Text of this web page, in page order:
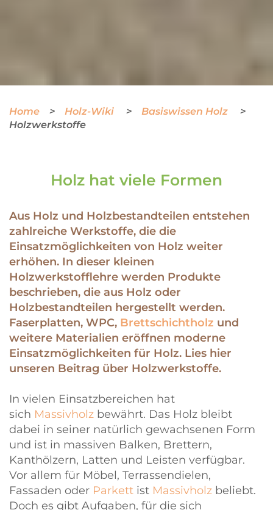
Home Holz-Wiki
Basiswissen Holz
Holzwerkstoffe
Holz hat viele Formen
Aus Holz und Holzbestandteilen entstehen
zahlreiche Werkstoffe, die die
Einsatzmöglichkeiten von Holz weiter
erhöhen. In dieser kleinen
Holzwerkstofflehre werden Produkte
beschrieben, die aus Holz oder
Holzbestandteilen hergestellt werden.
Faserplatten, WPC, Brettschichtholz und
weitere Materialien eröffnen moderne
Einsatzmöglichkeiten für Holz. Lies hier
unseren Beitrag über Holzwerkstoffe.
In vielen Einsatzbereichen hat
sich Massivholz bewährt. Das Holz bleibt
dabei in seiner natürlich gewachsenen Form
und ist in massiven Balken, Brettern,
Kanthölzern, Latten und Leisten verfügbar.
Vor allem für Möbel, Terrassendielen,
Fassaden oder Parkett ist Massivholz beliebt.
Doch es gibt Aufgaben, für die sich